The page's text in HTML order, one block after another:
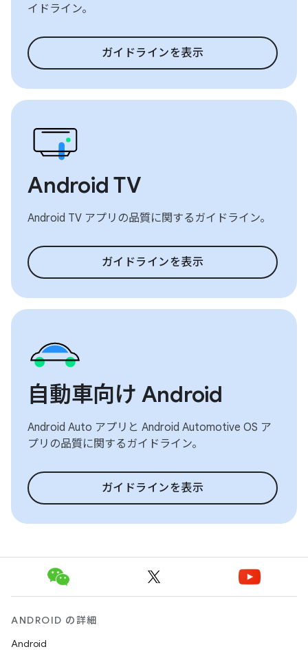
イドライン。
ガイドラインを表示
Android TV
Android TV アプリの品質に関するガイドライン。
ガイドラインを表示
自動車向け Android
Android Auto アプリと Android Automotive OS ア
プリの品質に関するガイドライン。
ガイドラインを表示
ANDROID の詳細
Android